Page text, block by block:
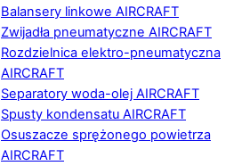
Balansery linkowe AIRCRAFT
Zwijadła pneumatyczne AIRCRAFT
Rozdzielnica elektro-pneumatyczna
AIRCRAFT
Separatory woda-olej AIRCRAFT
Spusty kondensatu AIRCRAFT
Osuszacze sprężonego powietrza
AIRCRAFT